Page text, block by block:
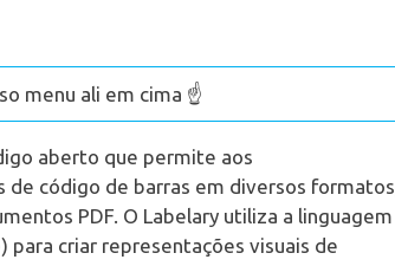
menu ali em cima ☝️
aberto que permite aos
código de barras em diversos formatos,
PDF. O Labelary utiliza a linguagem
para criar representações visuais de